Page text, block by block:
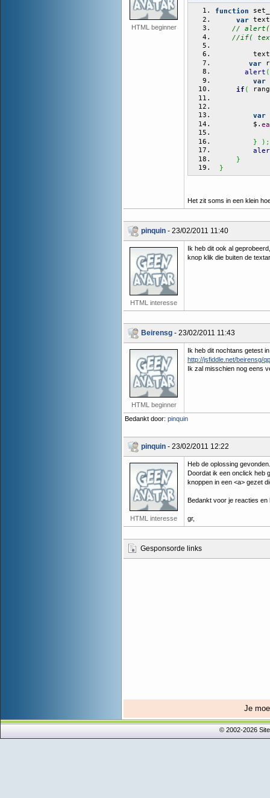
HTML beginner
function
var
//
//if(
var
alert (
var
if (
var
         $.
}
) ;
}
}
Het zit soms in een klein
pinquin - 23/02/2011 11:40
HTML interesse
Ik heb dit ook al
knop klik die buiten de
Beirensg - 23/02/2011 11:43
HTML beginner
Ik heb dit nochtans getest
http://jsfiddle.net/beirensg/
Ik zal misschien nog eens
Bedankt door: pinquin
pinquin - 23/02/2011 12:22
HTML interesse
Heb de oplossing
Doordat ik een onclick heb
knoppen in een <a> gezet
Bedankt voor je reacties en
gr,
Gesponsorde links
Je
© 2002-2026